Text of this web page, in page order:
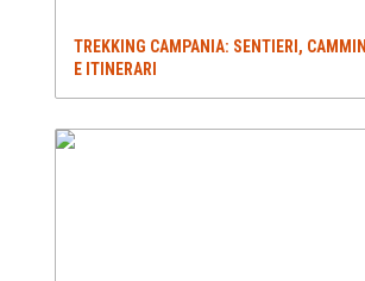
TREKKING CAMPANIA: SENTIERI, CAMMINI
E ITINERARI